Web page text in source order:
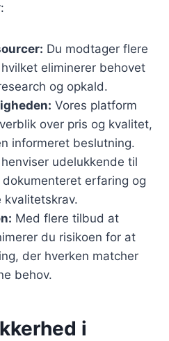
Du modtager flere
eliminerer behovet
og opkald.
Vores platform
over pris og kvalitet,
informeret beslutning.
udelukkende til
erfaring og
kvalitetskrav.
Med flere tilbud at
du risikoen for at
der hverken matcher
behov.
i